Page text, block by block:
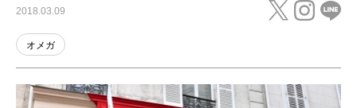
2018.03.09
オメガ